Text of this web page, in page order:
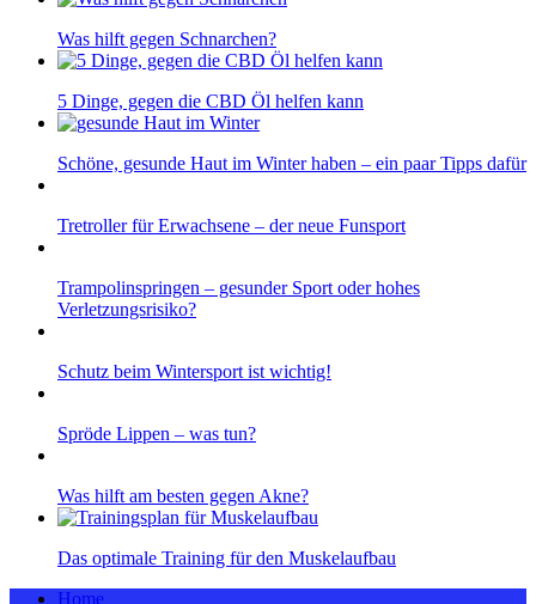
Was hilft gegen Schnarchen?
5 Dinge, gegen die CBD Öl helfen kann
Schöne, gesunde Haut im Winter haben – ein paar Tipps dafür
Tretroller für Erwachsene – der neue Funsport
Trampolinspringen – gesunder Sport oder hohes
Verletzungsrisiko?
Schutz beim Wintersport ist wichtig!
Spröde Lippen – was tun?
Was hilft am besten gegen Akne?
Das optimale Training für den Muskelaufbau
Home